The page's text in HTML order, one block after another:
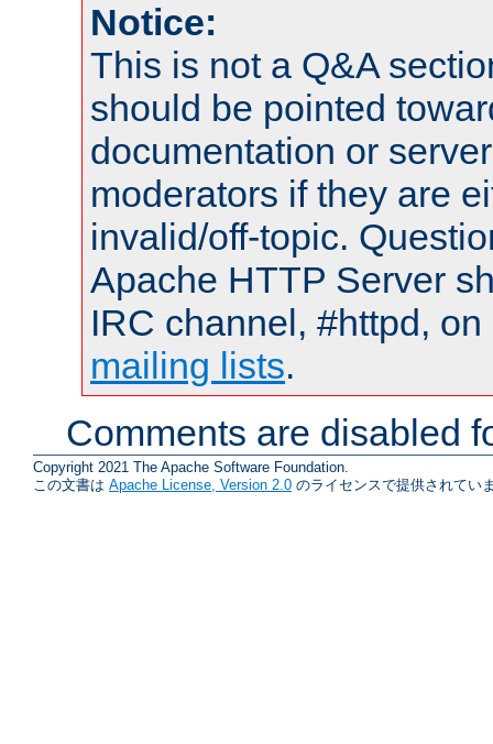
Notice:
This is not a Q&A
should be pointed
documentation or
moderators if they are
invalid/off-topic.
Apache HTTP Server
IRC channel, #httpd,
mailing lists.
Comments are disabled
Copyright 2021 The Apache Software Foundation.
この文書は Apache License, Version 2.0 のライセンスで提供されてい